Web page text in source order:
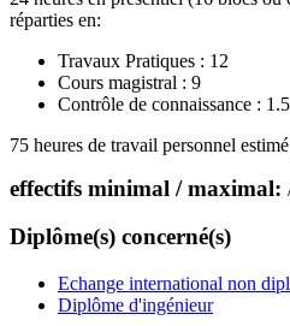
réparties en:
Travaux Pratiques : 12
Cours magistral : 9
Contrôle de connaissance : 1.5
75 heures de travail personnel
effectifs minimal / maximal:
Diplôme(s) concerné(s)
Echange international non
Diplôme d'ingénieur